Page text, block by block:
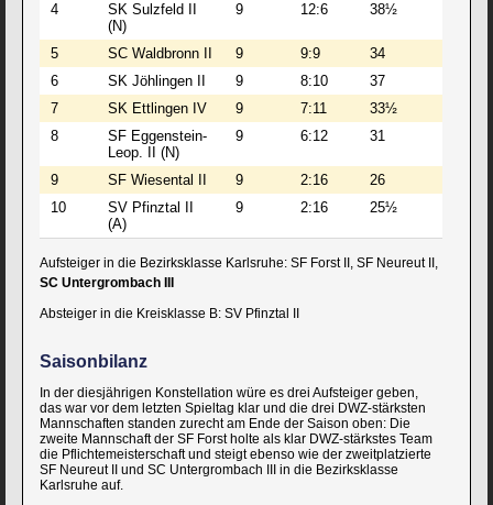
4
SK Sulzfeld II
(N)
9 12:6 38½
5 SC Waldbronn II 9 9:9 34
6
SK Jöhlingen II 9 8:10 37
7
SK Ettlingen IV 9 7:11 33½
8
SF Eggenstein-
Leop. II (N)
9 6:12 31
9 SF Wiesental II 9 2:16 26
10
SV Pfinztal II
(A)
9 2:16 25½
Aufsteiger in die Bezirksklasse Karlsruhe: SF Forst II, SF Neureut II,
SC Untergrombach III
Absteiger in die Kreisklasse B: SV Pfinztal II
Saisonbilanz
In der diesjährigen Konstellation würe es drei Aufsteiger geben,
das war vor dem letzten Spieltag klar und die drei DWZ-stärksten
Mannschaften standen zurecht am Ende der Saison oben: Die
zweite Mannschaft der SF Forst holte als klar DWZ-stärkstes Team
die Pflichtemeisterschaft und steigt ebenso wie der zweitplatzierte
SF Neureut II und SC Untergrombach III in die Bezirksklasse
Karlsruhe auf.